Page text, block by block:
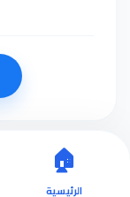
🏠
الرئيسية